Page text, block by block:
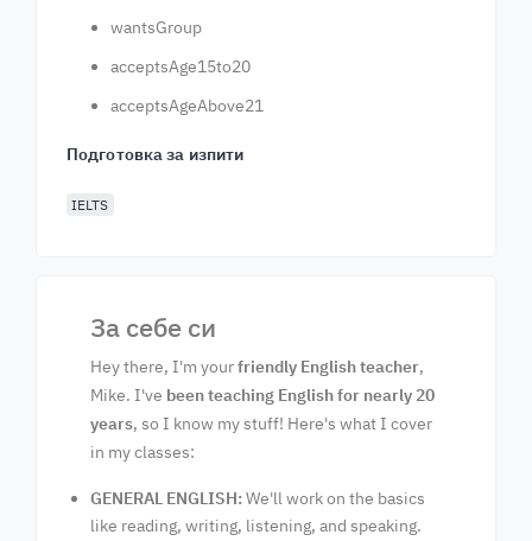
wantsGroup
acceptsAge15to20
acceptsAgeAbove21
Подготовка за изпити
IELTS
За себе си
Hey there, I'm yourfriendly English teacher,
Mike. I've been teaching English for nearly 20
years, so I know my stuff! Here's what I cover
in my classes:
GENERAL ENGLISH:We'll work on the basics
like reading, writing, listening, and speaking.